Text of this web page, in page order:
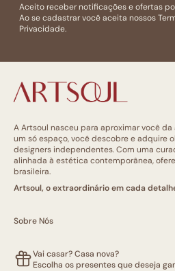
Aceito receber notificações e ofertas
Ao se cadastrar você aceita nossos
Privacidade.
A Artsoul nasceu para aproximar você
um só espaço, você descobre e adquire
designers independentes. Com uma
alinhada à estética contemporânea,
brasileira.
Artsoul, o extraordinário em cada
Sobre Nós
Vai casar? Casa nova?
Escolha os presentes que deseja